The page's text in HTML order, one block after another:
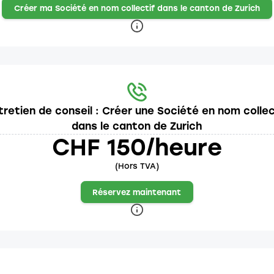
Créer ma Société en nom collectif dans le canton de Zurich
de conseil : Créer une Société en nom
dans le canton de Zurich
CHF 150/heure
(Hors TVA)
Réservez maintenant